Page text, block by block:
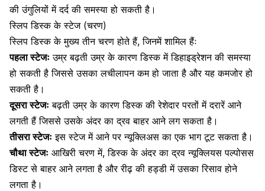
की उंगुलियों में दर्द की समस्या हो सकती है।
स्लिप डिस्क के स्टेज (चरण)
स्लिप डिस्क के मुख्य तीन चरण होते हैं, जिनमें शामिल हैंः
पहला स्टेजः उम्र बढ़ती उम्र के कारण डिस्क मेंडिहाइड्रेशन की समस्या
हो सकती है जिससे उसका लचीलापन कम हो जाता है और यह कमजोर हो
सकती है।
दूसरा स्टेजः बढ़ती उम्र के कारण डिस्क की रेशेदार परतों में दरारें आने
लगती हैं जिससे उसके अंदर का द्रव बाहर आने लग सकता है।
तीसरा स्टेजः इस स्टेज में आने पर न्यूक्लिअस का एक भाग टूट सकता है।
चौथा स्टेजः आखिरी चरण में, डिस्क के अंदर का द्रव न्यूक्लियस पल्पोसस
डिस्ट से बाहर आने लगता है और रीढ़ की हड्डी में उसका रिसाव होने
लगता है।